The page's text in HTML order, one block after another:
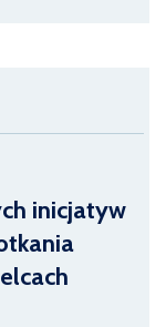
inicjatyw